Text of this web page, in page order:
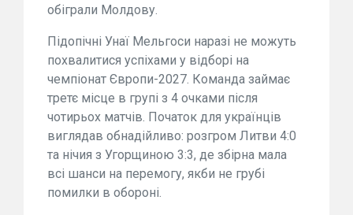
обіграли Молдову.
Підопічні Унаї Мельгоси наразі не можуть
похвалитися успіхами у відборі на
чемпіонат Європи-2027. Команда займає
третє місце в групі з 4 очками після
чотирьох матчів. Початок для українців
виглядав обнадійливо: розгром Литви 4:0
та нічия з Угорщиною 3:3, де збірна мала
всі шанси на перемогу, якби не грубі
помилки в обороні.